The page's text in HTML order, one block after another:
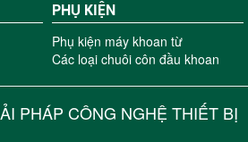
PHỤ KIỆN
Phụ kiện máy khoan từ
Các loại chuôi côn đầu khoan
PHÁP CÔNG NGHỆ THIẾT BỊ